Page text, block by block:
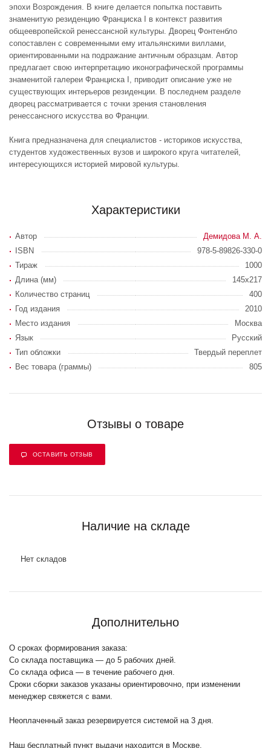
эпохи Возрождения. В книге делается попытка поставить
знаменитую резиденцию Франциска I в контекст развития
общеевропейской ренессансной культуры. Дворец Фонтенбло
сопоставлен с современными ему итальянскими виллами,
ориентированными на подражание античным образцам. Автор
предлагает свою интерпретацию иконографической программы
знаменитой галереи Франциска I, приводит описание уже не
существующих интерьеров резиденции. В последнем разделе
дворец рассматривается с точки зрения становления
ренессансного искусства во Франции.
Книга предназначена для специалистов - историков искусства,
студентов художественных вузов и широкого круга читателей,
интересующихся историей мировой культуры.
Характеристики
Автор
Демидова М. А.
ISBN
978-5-89826-330-0
Тираж
1000
Длина (мм)
145х217
Количество страниц
400
Год издания
2010
Место издания
Москва
Язык
Русский
Тип обложки
Твердый переплет
Вес товара (граммы)
805
Отзывы о товаре
ОСТАВИТЬ ОТЗЫВ
Наличие на складе
Нет складов
Дополнительно
О сроках формирования заказа:
Со склада поставщика — до 5 рабочих дней.
Со склада офиса — в течение рабочего дня.
Сроки сборки заказов указаны ориентировочно, при изменении
менеджер свяжется с вами.
Неоплаченный заказ резервируется системой на 3 дня.
Наш бесплатный пункт выдачи находится в Москве.